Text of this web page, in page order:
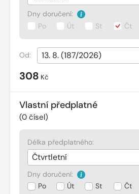
Dny doručení:
Po
Út St Čt
Od:
308 Kč
Vlastní předplatné
(0 čísel)
Délka předplatného:
Dny doručení:
Po
Út St Čt